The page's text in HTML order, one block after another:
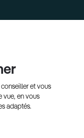
et vous
vue, en vous
adaptés.